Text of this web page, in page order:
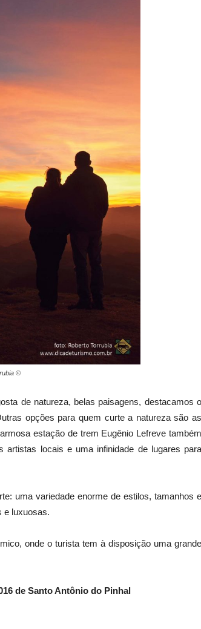
©
de natureza, belas paisagens, destacamos o
opções para quem curte a natureza são as
estação de trem Eugênio Lefreve também
artistas locais e uma infinidade de lugares para
uma variedade enorme de estilos, tamanhos e
e luxuosas.
onde o turista tem à disposição uma grande
de Santo Antônio do Pinhal